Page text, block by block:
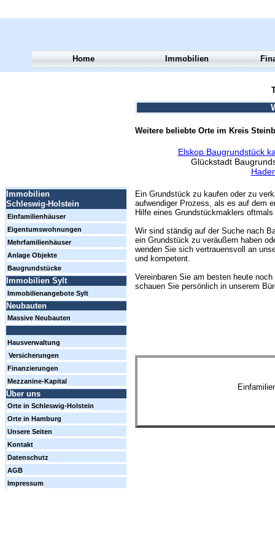
Weitere beliebte Orte im Kreis
Elskop Baugrundstück
Glückstadt
Ein Grundstück zu kaufen oder zu
aufwendiger Prozess, als es auf dem
Hilfe eines Grundstückmaklers
Wir sind ständig auf der Suche nach
ein Grundstück zu veräußern haben
wenden Sie sich vertrauensvoll an
und kompetent.
Vereinbaren Sie am besten heute
schauen Sie persönlich in unserem
Home Immobilien
Immobilien
Schleswig-Holstein
Einfamilienhäuser
Eigentumswohnungen
Mehrfamilienhäuser
Anlage Objekte
Baugrundstücke
Immobilien Sylt
Immobilienangebote Sylt
Neubauten
Massive Neubauten
Hausverwaltung
Versicherungen
Finanzierungen
Mezzanine-Kapital
Über uns
Orte in Schleswig-Holstein
Orte in Hamburg
Unsere Seiten
Kontakt
Datenschutz
AGB
Impressum